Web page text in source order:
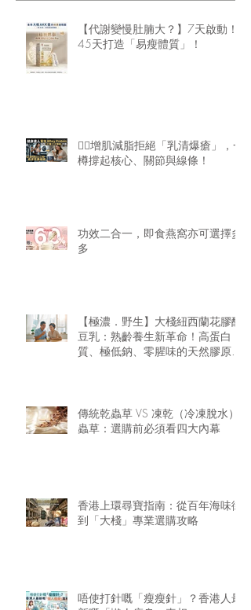
【代謝變慢肚腩大？】7天啟動！
45天打造「易瘦體質」！
🏋️‍♂️增肌減脂拒絕「乳清爆瘡」，一
樽撐起核心、關節與線條！
功效二合一，即食燕窩亦可選擇多
多
【極濃．野生】大棧紐西蘭花膠醇
豆乳：熟齡養生新革命！高蛋白
質、極低鈉、零腥味的天然膠原精
傳統乾蟲草 VS 凍乾（冷凍脫水）
蟲草：選購前必須看四大內幕
香港上環尋寶指南：從百年海味街
到「大棧」專業選購攻略
唔使打針嘅「瘦瘦針」？香港人最